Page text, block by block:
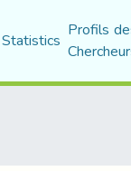
Statistics Profils